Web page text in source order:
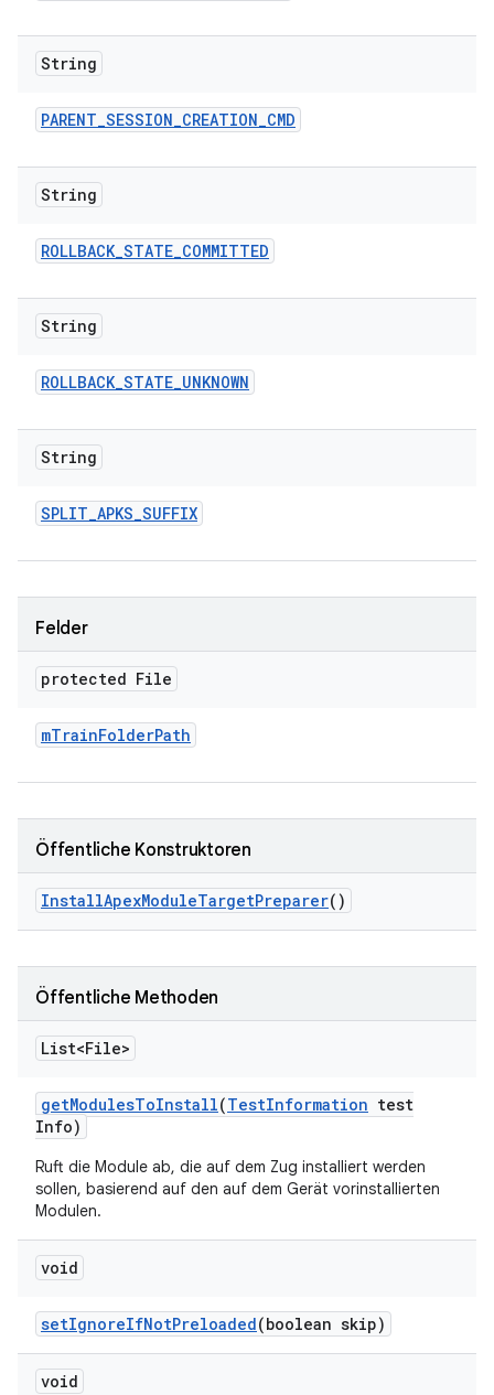
String
PARENT_SESSION_CREATION_CMD
String
ROLLBACK_STATE_COMMITTED
String
ROLLBACK_STATE_UNKNOWN
String
SPLIT_APKS_SUFFIX
Felder
protected File
mTrainFolderPath
Öffentliche Konstruktoren
InstallApexModuleTargetPreparer()
Öffentliche Methoden
List<File>
getModulesToInstall(TestInformation test
Info)
Ruft die Module ab, die auf dem Zug installiert werden
sollen, basierend auf den auf dem Gerät vorinstallierten
Modulen.
void
setIgnoreIfNotPreloaded(boolean skip)
void